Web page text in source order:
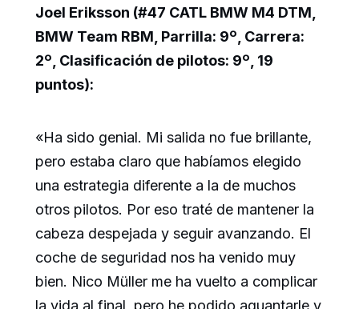
Joel Eriksson (#47 CATL BMW M4 DTM,
BMW Team RBM, Parrilla: 9º, Carrera:
2º, Clasificación de pilotos: 9º, 19
puntos):
«Ha sido genial. Mi salida no fue brillante,
pero estaba claro que habíamos elegido
una estrategia diferente a la de muchos
otros pilotos. Por eso traté de mantener la
cabeza despejada y seguir avanzando. El
coche de seguridad nos ha venido muy
bien. Nico Müller me ha vuelto a complicar
la vida al final, pero he podido aguantarle y